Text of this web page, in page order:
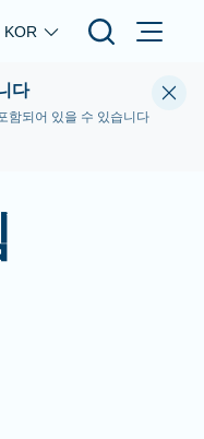
to main content
KOR
다
함되어 있을 수 있습니다